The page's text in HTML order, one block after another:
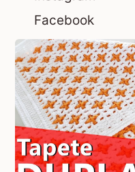
Facebook